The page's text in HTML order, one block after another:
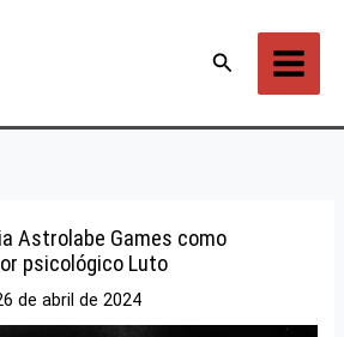
Pesquisar
Astrolabe Games como
psicológico Luto
de abril de 2024